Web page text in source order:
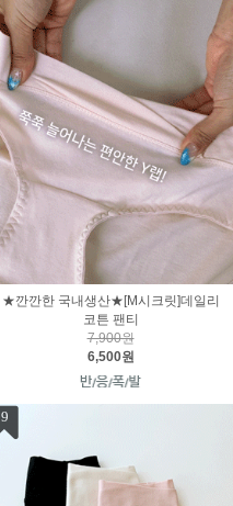
★깐깐한 국내생산★[M시크릿]데일리
코튼 팬티
7,900원
6,500원
9